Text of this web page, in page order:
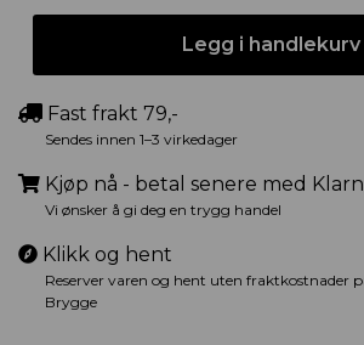
Legg i handlekurv
Fast frakt 79,-
Sendes innen 1–3 virkedager
Kjøp nå - betal senere med
Vi ønsker å gi deg en trygg handel
Klikk og hent
Reserver varen og hent uten fraktkostnader
Brygge